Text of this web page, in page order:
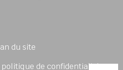
du site
de confidentialité